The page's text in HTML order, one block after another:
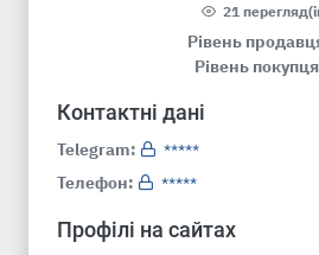
21
Рівень
Рівень
Контактні дані
Telegram:
*****
Телефон:
*****
Профілі на сайтах